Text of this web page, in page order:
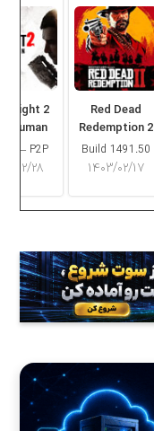
Red Dead
Redemption 2
Build 1491.50
۱۴۰۳/۰۲/۱۷
Light 2
Human
– P2P
۱۴۰۳/